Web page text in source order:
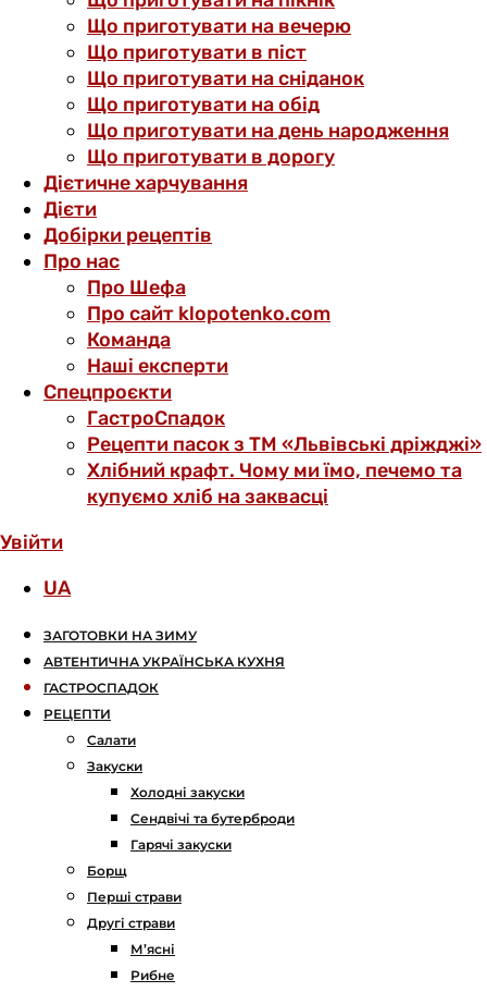
Що приготувати на вечерю
Що приготувати в піст
Що приготувати на сніданок
Що приготувати на обід
Що приготувати на день народження
Що приготувати в дорогу
Дієтичне харчування
Дієти
Добірки рецептів
Про нас
Про Шефа
Про сайт klopotenko.com
Команда
Наші експерти
Спецпроєкти
ГастроСпадок
Рецепти пасок з ТМ «Львівські дріжджі»
Хлібний крафт. Чому ми їмо, печемо та
купуємо хліб на заквасці
Увійти
UA
ЗАГОТОВКИ НА ЗИМУ
АВТЕНТИЧНА УКРАЇНСЬКА КУХНЯ
ГАСТРОСПАДОК
РЕЦЕПТИ
Салати
Закуски
Холодні закуски
Сендвічі та бутерброди
Гарячі закуски
Борщ
Перші страви
Другі страви
М’ясні
Рибне